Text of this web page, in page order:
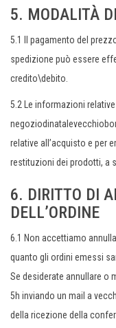
5. MODALITÀ
5.1 Il pagamento del
spedizione può essere
credito\debito.
5.2 Le informazioni
relative all’acquisto e per
restituzioni dei prodotti, a
6. DIRITTO DI
DELL’ORDINE
6.1 Non accettiamo
quanto gli ordini emessi
Se desiderate annullare o
5h inviando un mail a
della ricezione della